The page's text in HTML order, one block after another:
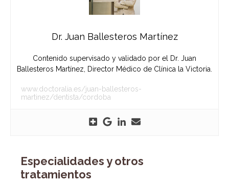
Dr. Juan Ballesteros Martínez
Contenido supervisado y validado por el Dr. Juan
Ballesteros Martínez, Director Médico de Clínica la Victoria.
www.doctoralia.es/juan-ballesteros-
martinez/dentista/cordoba
Especialidades y otros
tratamientos